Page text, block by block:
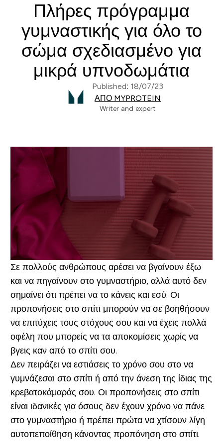
Πλήρες πρόγραμμα
γυμναστικής για όλο το
σώμα σχεδιασμένο για
μικρά υπνοδωμάτια
Published: 18/07/23
ΑΠΌ MYPROTEIN
Writer and expert
Σε πολλούς ανθρώπους αρέσει να βγαίνουν έξω
και να πηγαίνουν στο γυμναστήριο, αλλά αυτό δεν
σημαίνει ότι πρέπει να το κάνεις και εσύ. Οι
προπονήσεις στο σπίτι μπορούν να σε βοηθήσουν
να επιτύχεις τους στόχους σου και να έχεις πολλά
οφέλη που μπορείς να τα αποκομίσεις χωρίς να
βγεις καν από το σπίτι σου.
Δεν πειράζει να εστιάσεις το χρόνο σου στο να
γυμνάζεσαι στο σπίτι ή από την άνεση της ίδιας της
κρεβατοκάμαράς σου. Οι προπονήσεις στο σπίτι
είναι ιδανικές για όσους δεν έχουν χρόνο να πάνε
στο γυμναστήριο ή πρέπει πρώτα να χτίσουν λίγη
αυτοπεποίθηση κάνοντας προπόνηση στο σπίτι.